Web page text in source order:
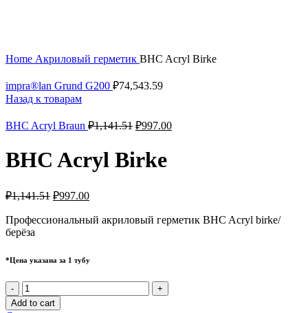
Home Акриловый герметик BHC Acryl Birke
impra®lan Grund G200 ₽74,543.59
Назад к товарам
BHC Acryl Braun ₽1,141.51 ₽997.00
BHC Acryl Birke
₽1,141.51 ₽997.00
Профессиональный акриловый герметик BHC Acryl birke/
берёза
*Цена указана за 1 тубу
BHC
Acryl
Add to cart